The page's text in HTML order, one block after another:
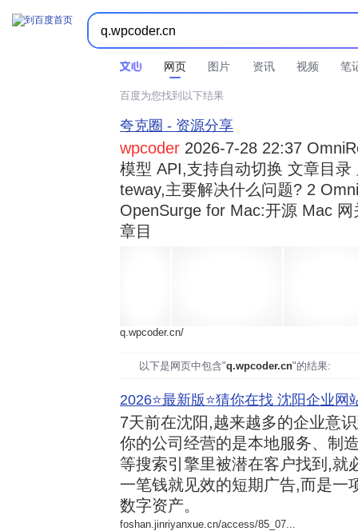
网页 图片 资讯 视频 笔
时间不限  所有网页和文件  站点内检索 
百度为您找到以下结果
夸克圈 - 资源分享
wpcoder 2026-7-28 22:37
模型 API,支持自动切换 文章目
teway,主要解决什么问题? 2
OpenSurge for Mac:开源 Mac
章目
q.wpcoder.cn/
以下是网页中包含"q.wpcoder.cn"的结果:
2026⭐️最新版⭐️猜你在找 沈阳企业网
7天前在沈阳,越来越多的企业意
你的公司经营的是本地服务、制
等搜索引擎里被潜在客户找到,就
一笔钱就见效的短期广告,而是一
数字资产。
foshan.jinriyanxue.cn/access/85_07...